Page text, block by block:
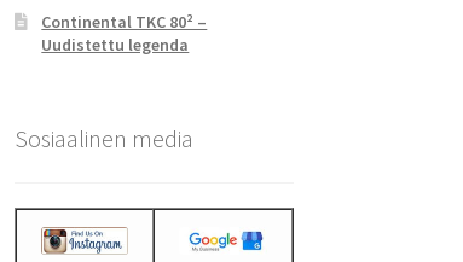
Continental TKC 80² –
Uudistettu legenda
Sosiaalinen media